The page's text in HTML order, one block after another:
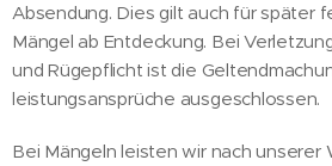
Absendung. Dies gilt auch für später
Mängel ab Entdeckung. Bei
und Rügepflicht ist die
leistungsansprüche ausgeschlossen.
Bei Mängeln leisten wir nach unserer